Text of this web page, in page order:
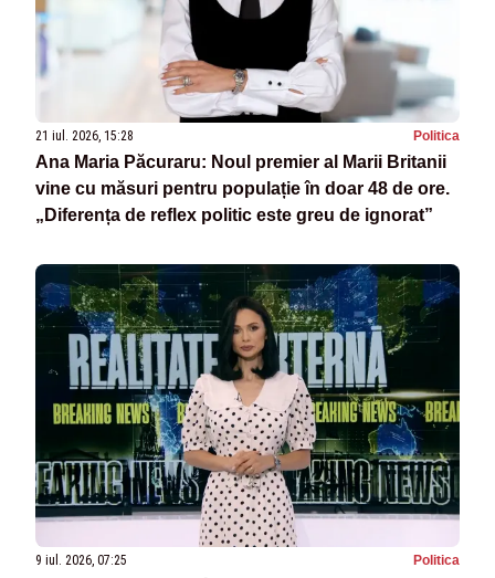
21 iul. 2026, 15:28 Politica
Ana Maria Păcuraru: Noul premier al Marii Britanii
vine cu măsuri pentru populație în doar 48 de ore.
„Diferența de reflex politic este greu de ignorat”
9 iul. 2026, 07:25 Politica